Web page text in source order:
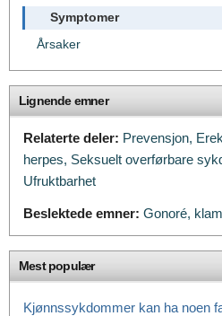
Symptomer
Årsaker
Lignende emner
Relaterte deler: Prevensjon,
herpes, Seksuelt overførbare
Ufruktbarhet
Beslektede emner: Gonoré,
Mest populær
Kjønnssykdommer kan ha noen